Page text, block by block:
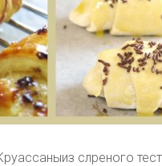
слреного